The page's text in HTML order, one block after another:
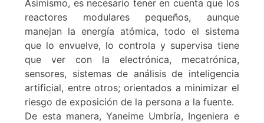
Asimismo, es necesario tener en cuenta que los
reactores modulares pequeños, aunque
manejan la energía atómica, todo el sistema
que lo envuelve, lo controla y supervisa tiene
que ver con la electrónica, mecatrónica,
sensores, sistemas de análisis de inteligencia
artificial, entre otros; orientados a minimizar el
riesgo de exposición de la persona a la fuente.
De esta manera, Yaneime Umbría, Ingeniera e